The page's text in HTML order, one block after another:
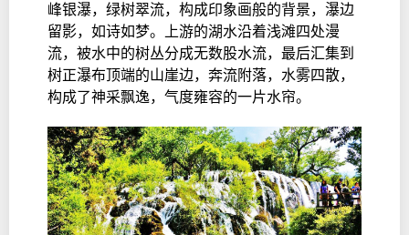
峰银瀑，绿树翠流，构成印象画般的背景，瀑边
留影，如诗如梦。上游的湖水沿着浅滩四处漫
流，被水中的树丛分成无数股水流，最后汇集到
树正瀑布顶端的山崖边，奔流附落，水雾四散，
构成了神采飘逸，气度雍容的一片水帘。